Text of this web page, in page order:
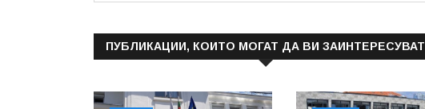
ПУБЛИКАЦИИ, КОИТО МОГАТ ДА ВИ ЗАИНТЕРЕСУВАТ